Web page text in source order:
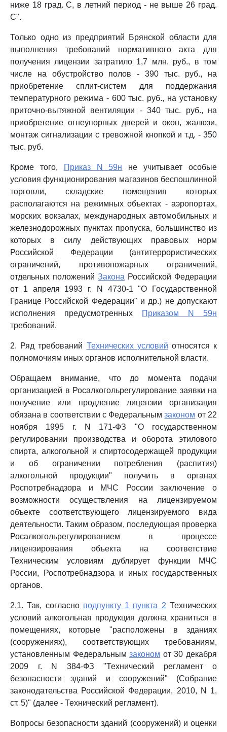
ниже 18 град. C, в летний период - не выше 26 град.
C".
Только одно из предприятий Брянской области для
выполнения требований нормативного акта для
получения лицензии затратило 1,7 млн. руб., в том
числе на обустройство полов - 390 тыс. руб., на
приобретение сплит-систем для поддержания
температурного режима - 600 тыс. руб., на установку
приточно-вытяжной вентиляции - 340 тыс. руб., на
приобретение огнеупорных дверей и окон, жалюзи,
монтаж сигнализации с тревожной кнопкой и т.д. - 350
тыс. руб.
Кроме того, Приказ N 59н не учитывает особые
условия функционирования магазинов беспошлинной
торговли, складские помещения которых
располагаются на режимных объектах - аэропортах,
морских вокзалах, международных автомобильных и
железнодорожных пунктах пропуска, большинство из
которых в силу действующих правовых норм
Российской Федерации (антитеррористических
ограничений, противопожарных ограничений,
отдельных положений Закона Российской Федерации
от 1 апреля 1993 г. N 4730-1 "О Государственной
Границе Российской Федерации" и др.) не допускают
исполнения предусмотренных
Приказом N 59н
требований.
2. Ряд требований Технических условий относятся к
полномочиям иных органов исполнительной власти.
Обращаем внимание, что до момента подачи
организацией в Росалкогольрегулирование заявки на
получение или продление лицензии организация
обязана в соответствии с Федеральнымзаконом от 22
ноября 1995 г. N 171-ФЗ "О государственном
регулировании производства и оборота этилового
спирта, алкогольной и спиртосодержащей продукции
и об ограничении потребления (распития)
алкогольной продукции" получить в органах
Роспотребнадзора и МЧС России заключение о
возможности осуществления на лицензируемом
объекте соответствующего лицензируемого вида
деятельности. Таким образом, последующая проверка
Росалкогольрегулированием в процессе
лицензирования объекта на соответствие
Техническим условиям дублирует функции МЧС
России, Роспотребнадзора и иных государственных
органов.
2.1. Так, согласно подпункту 1 пункта 2 Технических
условий алкогольная продукция должна храниться в
помещениях, которые "расположены в зданиях
(сооружениях), соответствующих требованиям,
установленным Федеральнымзаконом от 30 декабря
2009 г. N 384-ФЗ "Технический регламент о
безопасности зданий и сооружений" (Собрание
законодательства Российской Федерации, 2010, N 1,
ст. 5)" (далее - Технический регламент).
Вопросы безопасности зданий (сооружений) и оценки